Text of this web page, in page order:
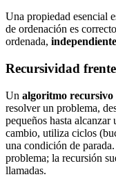
Una propiedad esencial
de ordenación es
ordenada,
Recursividad
Un algoritmo recursivo
resolver un problema,
pequeños hasta alcanzar
cambio, utiliza ciclos
una condición de
problema; la recursión
llamadas.